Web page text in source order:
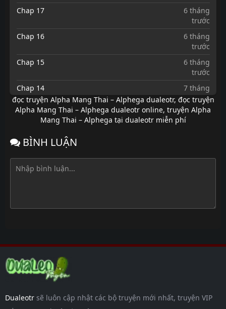
Chap 17
6 tháng
trước
Chap 16
6 tháng
trước
Chap 15
6 tháng
trước
Chap 14
7 tháng
trước
Chap 13
7 tháng
Chap 12
Chap 11
Chap 8
7 tháng
Chap 7
Chap 6
7 tháng
trước
đọc truyện Alpha Mang Thai – Alphega dualeotr, đọc truyện
Alpha Mang Thai – Alphega dualeotr online, truyện Alpha
Mang Thai – Alphega tại dualeotr miễn phí
BÌNH LUẬN
Dualeotr sẽ luôn cập nhật các bộ truyện mới nhất, truyện VIP